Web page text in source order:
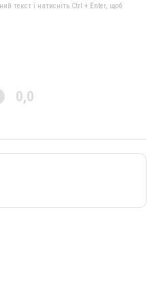
текст і натисніть Ctrl + Enter, щоб
0,0